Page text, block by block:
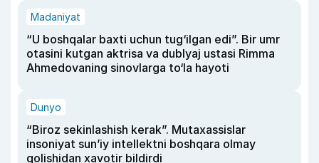
Madaniyat
“U boshqalar baxti uchun tug‘ilgan edi”. Bir umr
otasini kutgan aktrisa va dublyaj ustasi Rimma
Ahmedovaning sinovlarga to‘la hayoti
Dunyo
“Biroz sekinlashish kerak”. Mutaxassislar
insoniyat sun’iy intellektni boshqara olmay
qolishidan xavotir bildirdi